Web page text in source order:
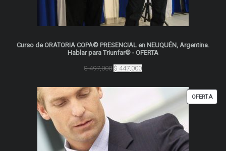
Curso de ORATORIA COPA© PRESENCIAL en NEUQUÉN, Argentina.
Hablar para Triunfar© - OFERTA
$497,000 El
original
$ 447,000El
actual
$ 447,000.
OFERTA